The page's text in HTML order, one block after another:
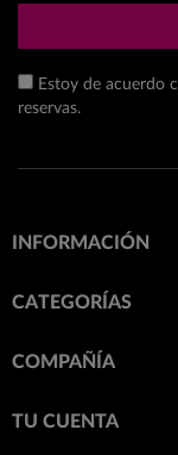
Estoy de acuerdo
reservas.
INFORMACIÓN
CATEGORÍAS
COMPAÑÍA
TU CUENTA